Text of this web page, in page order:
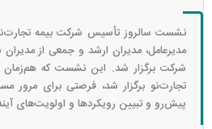
نشست سالروز تأسیس شرکت بیمه
مدیرعامل، مدیران ارشد و جمعی از
شرکت برگزار شد. این نشست که هم‌زمان
تجارت‌نو برگزار شد، فرصتی برای
پیش‌رو و تبیین رویکرد‌ها و اولویت‌های